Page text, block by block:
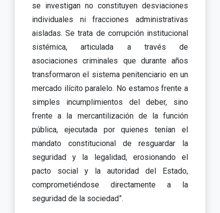
se investigan no constituyen desviaciones
individuales ni fracciones administrativas
aisladas. Se trata de corrupción institucional
sistémica, articulada a través de
asociaciones criminales que durante años
transformaron el sistema penitenciario en un
mercado ilícito paralelo. No estamos frente a
simples incumplimientos del deber, sino
frente a la mercantilización de la función
pública, ejecutada por quienes tenían el
mandato constitucional de resguardar la
seguridad y la legalidad, erosionando el
pacto social y la autoridad del Estado,
comprometiéndose directamente a la
seguridad de la sociedad”.